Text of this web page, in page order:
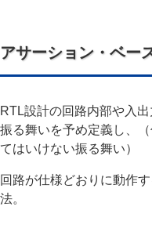
アサーション・ベー
RTL設計の回路内部や入
振る舞いを予め定義し、
てはいけない振る舞い）
回路が仕様どおりに動作
法。